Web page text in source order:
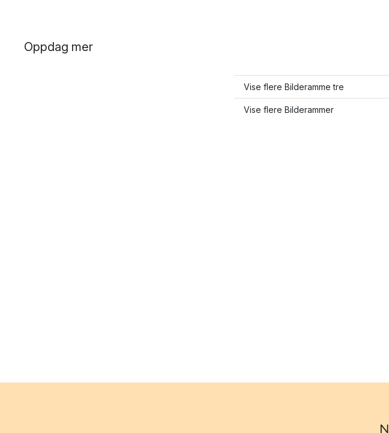
Oppdag mer
Vise flere Bilderamme tre
Vise flere Bilderammer